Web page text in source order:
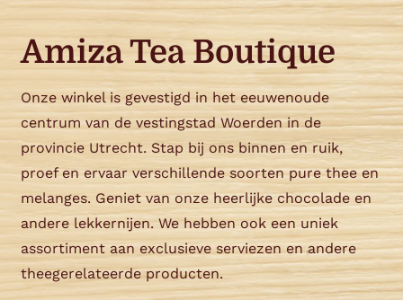
Amiza Tea Boutique
Onze winkel is gevestigd in het eeuwenoude
centrum van de vestingstad Woerden in de
provincie Utrecht. Stap bij ons binnen en ruik,
proef en ervaar verschillende soorten pure thee en
melanges. Geniet van onze heerlijke chocolade en
andere lekkernijen. We hebben ook een uniek
assortiment aan exclusieve serviezen en andere
theegerelateerde producten.